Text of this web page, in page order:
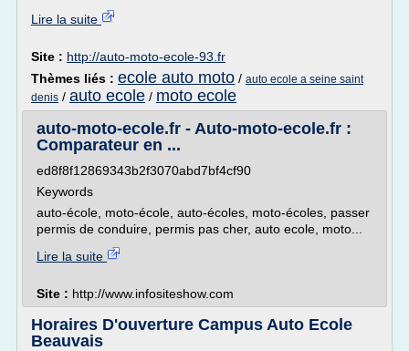
Lire la suite
Site : http://auto-moto-ecole-93.fr
Thèmes liés : ecole auto moto / auto ecole a seine saint
denis / auto ecole / moto ecole
auto-moto-ecole.fr - Auto-moto-ecole.fr :
Comparateur en ...
ed8f8f12869343b2f3070abd7bf4cf90
Keywords
auto-école, moto-école, auto-écoles, moto-écoles, passer
permis de conduire, permis pas cher, auto ecole, moto...
Lire la suite
Site : http://www.infositeshow.com
Horaires D'ouverture Campus Auto Ecole
Beauvais